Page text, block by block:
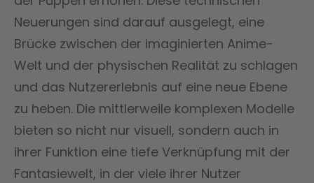
Neuerungen sind darauf ausgelegt, eine
Brücke zwischen der imaginierten Anime-
Welt und der physischen Realität zu schlagen
und das Nutzererlebnis auf eine neue Ebene
zu heben. Die mittlerweile komplexen Modelle
bieten so nicht nur visuell, sondern auch in
ihrer Funktion eine tiefe Verknüpfung mit der
Fantasiewelt, in der viele ihrer Nutzer